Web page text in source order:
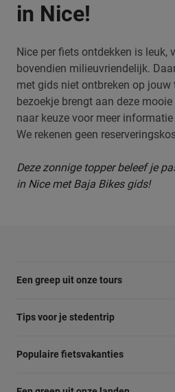
in Nice!
Nice per fiets ontdekken is leuk,
bovendien milieuvriendelijk.
met gids niet ontbreken op jouw
bezoekje brengt aan deze
naar keuze voor meer
We rekenen geen
Deze zonnige topper beleef je
in Nice met Baja Bikes gids!
Een greep uit onze tours
Barcelona Panorama tour
Dublin fietstour
Kaapstad Township tour
Tips voor je stedentrip
Wat te doen in Amsterdam
Populaire fietsvakanties
Fietsvakantie Duitsland